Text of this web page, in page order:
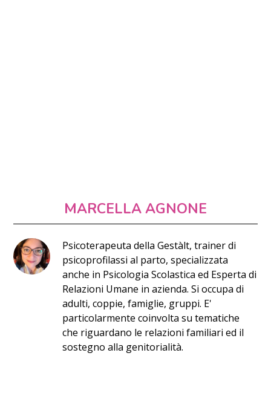
MARCELLA AGNONE
Psicoterapeuta della Gestàlt, trainer di
psicoprofilassi al parto, specializzata
anche in Psicologia Scolastica ed Esperta di
Relazioni Umane in azienda. Si occupa di
adulti, coppie, famiglie, gruppi. E'
particolarmente coinvolta su tematiche
che riguardano le relazioni familiari ed il
sostegno alla genitorialità.